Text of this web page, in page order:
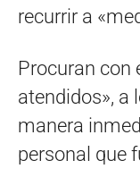
recurrir a
Procuran con
atendidos», a
manera
personal que